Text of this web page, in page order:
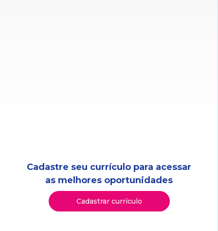
Cadastre seu currículo para acessar
as melhores oportunidades
Cadastrar currículo